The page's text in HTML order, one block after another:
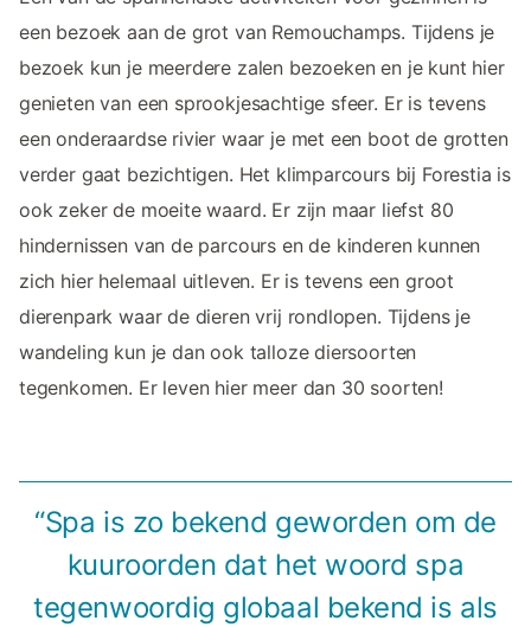
een bezoek aan de grot van Remouchamps. Tijdens je
bezoek kun je meerdere zalen bezoeken en je kunt hier
genieten van een sprookjesachtige sfeer. Er is tevens
een onderaardse rivier waar je met een boot de grotten
verder gaat bezichtigen. Het klimparcours bij Forestia is
ook zeker de moeite waard. Er zijn maar liefst 80
hindernissen van de parcours en de kinderen kunnen
zich hier helemaal uitleven. Er is tevens een groot
dierenpark waar de dieren vrij rondlopen. Tijdens je
wandeling kun je dan ook talloze diersoorten
tegenkomen. Er leven hier meer dan 30 soorten!
“Spa is zo bekend geworden om de
kuuroorden dat het woord spa
tegenwoordig globaal bekend is als